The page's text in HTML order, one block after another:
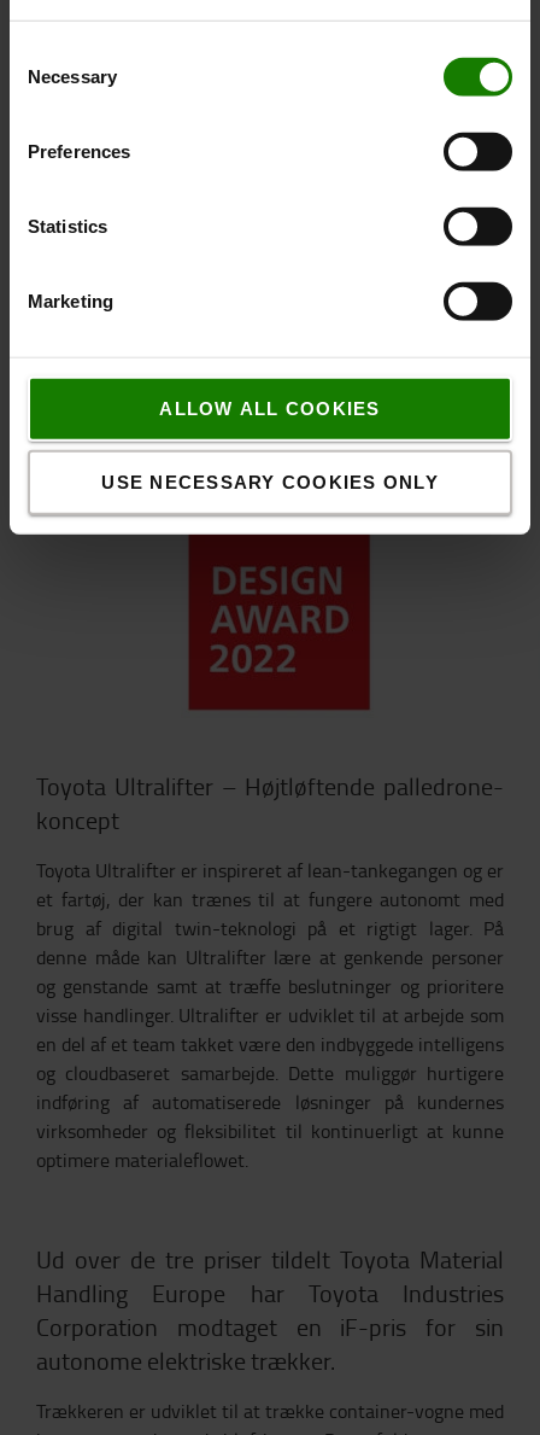
Selection
Necessary
Preferences
Statistics
Marketing
ALLOW ALL COOKIES
USE NECESSARY COOKIES ONLY
vibration. Og samtidig er den komfortabel, åben og
meget brugervenlig. Berøringsskærmen giver nem
lithium-ion energipakke, har rigtig god ergonomi og et
med denne truck kan brugerne skifte til el i stedet for at
bruge truck med forbrændingsmotor.
Toyota Ultralifter – Højtløftende palledrone-
koncept
Toyota Ultralifter er inspireret af lean-tankegangen og er
et fartøj, der kan trænes til at fungere autonomt med
brug af digital twin-teknologi på et rigtigt lager. På
denne måde kan Ultralifter lære at genkende personer
og genstande samt at træffe beslutninger og prioritere
visse handlinger. Ultralifter er udviklet til at arbejde som
en del af et team takket være den indbyggede intelligens
og cloudbaseret samarbejde. Dette muliggør hurtigere
indføring af automatiserede løsninger på kundernes
virksomheder og fleksibilitet til kontinuerligt at kunne
optimere materialeflowet.
Ud over de tre priser tildelt Toyota Material
Handling Europe har Toyota Industries
Corporation modtaget en iF-pris for sin
autonome elektriske trækker.
Trækkeren er udviklet til at trække container-vogne med